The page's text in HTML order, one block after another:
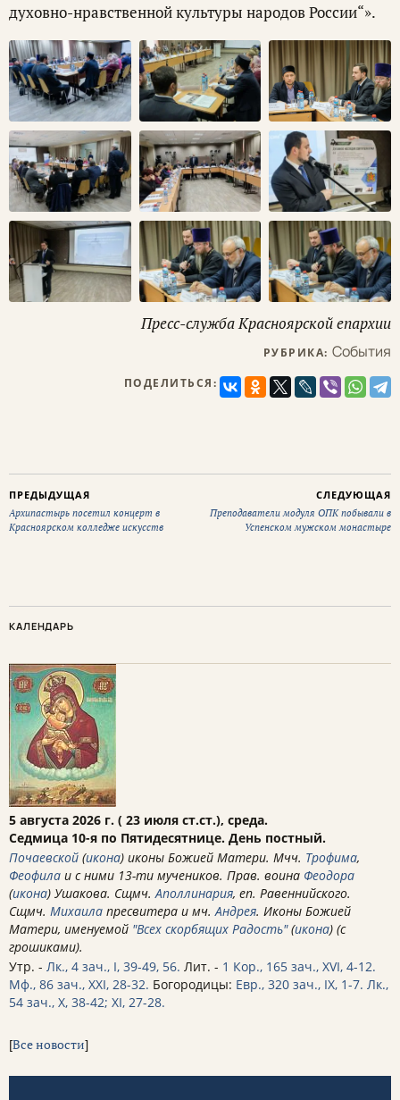
духовно-нравственной культуры народов России“».
Пресс-служба Красноярской епархии
РУБРИКА: События
ПОДЕЛИТЬСЯ:
ПРЕДЫДУЩАЯ
Архипастырь посетил концерт в
Красноярском колледже искусств
СЛЕДУЮЩАЯ
Преподаватели модуля ОПК побывали в
Успенском мужском монастыре
КАЛЕНДАРЬ
5 августа 2026 г. ( 23 июля ст.ст.), среда.
Седмица 10-я по Пятидесятнице. День постный.
Почаевской (икона) иконы Божией Матери. Мчч. Трофима,
Феофила и с ними 13-ти мучеников. Прав. воина Феодора
(икона) Ушакова. Сщмч. Аполлинария, еп. Равеннийского.
Сщмч. Михаила пресвитера и мч. Андрея. Иконы Божией
Матери, именуемой "Всех скорбящих Радость"(икона) (с
грошиками).
Утр. - Лк., 4 зач., I, 39-49, 56. Лит. - 1 Кор., 165 зач., XVI, 4-12.
Мф., 86 зач., XXI, 28-32. Богородицы: Евр., 320 зач., IX, 1-7. Лк.,
54 зач., X, 38-42; XI, 27-28.
[Все новости]